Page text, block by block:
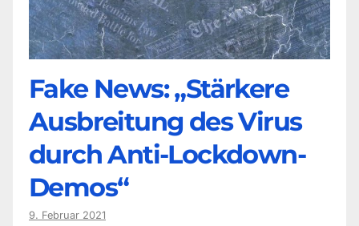
Fake News: „Stärkere
Ausbreitung des Virus
durch Anti-Lockdown-
Demos“
9. Februar 2021